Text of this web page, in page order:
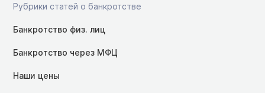
Рубрики статей о банкротстве
Банкротство физ. лиц
Банкротство через МФЦ
Наши цены